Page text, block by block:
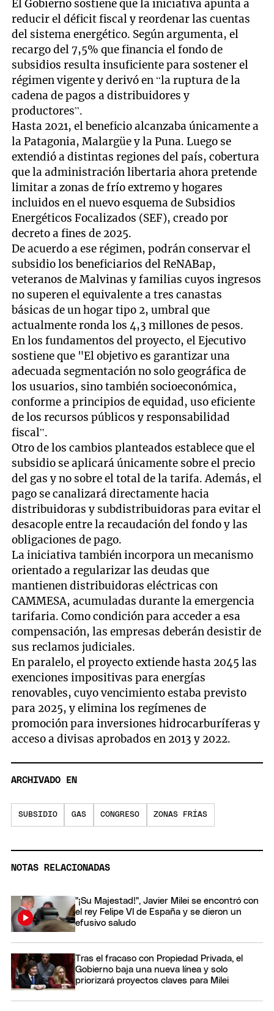
El Gobierno sostiene que la iniciativa apunta a
reducir el déficit fiscal y reordenar las cuentas
del sistema energético. Según argumenta, el
recargo del 7,5% que financia el fondo de
subsidios resulta insuficiente para sostener el
régimen vigente y derivó en “la ruptura de la
cadena de pagos a distribuidores y
productores”.
Hasta 2021, el beneficio alcanzaba únicamente a
la Patagonia, Malargüe y la Puna. Luego se
extendió a distintas regiones del país, cobertura
que la administración libertaria ahora pretende
limitar a zonas de frío extremo y hogares
incluidos en el nuevo esquema de Subsidios
Energéticos Focalizados (SEF), creado por
decreto a fines de 2025.
De acuerdo a ese régimen, podrán conservar el
subsidio los beneficiarios del ReNABap,
veteranos de Malvinas y familias cuyos ingresos
no superen el equivalente a tres canastas
básicas de un hogar tipo 2, umbral que
actualmente ronda los 4,3 millones de pesos.
En los fundamentos del proyecto, el Ejecutivo
sostiene que "El objetivo es garantizar una
adecuada segmentación no solo geográfica de
los usuarios, sino también socioeconómica,
conforme a principios de equidad, uso eficiente
de los recursos públicos y responsabilidad
fiscal”.
Otro de los cambios planteados establece que el
subsidio se aplicará únicamente sobre el precio
del gas y no sobre el total de la tarifa. Además, el
pago se canalizará directamente hacia
distribuidoras y subdistribuidoras para evitar el
desacople entre la recaudación del fondo y las
obligaciones de pago.
La iniciativa también incorpora un mecanismo
orientado a regularizar las deudas que
mantienen distribuidoras eléctricas con
CAMMESA, acumuladas durante la emergencia
tarifaria. Como condición para acceder a esa
compensación, las empresas deberán desistir de
sus reclamos judiciales.
En paralelo, el proyecto extiende hasta 2045 las
exenciones impositivas para energías
renovables, cuyo vencimiento estaba previsto
para 2025, y elimina los regímenes de
promoción para inversiones hidrocarburíferas y
acceso a divisas aprobados en 2013 y 2022.
ARCHIVADO EN
SUBSIDIO GAS CONGRESO ZONAS FRÍAS
NOTAS RELACIONADAS
"¡Su Majestad!", Javier Milei se encontró con
el rey Felipe VI de España y se dieron un
efusivo saludo
Tras el fracaso con Propiedad Privada, el
Gobierno baja una nueva línea y solo
priorizará proyectos claves para Milei